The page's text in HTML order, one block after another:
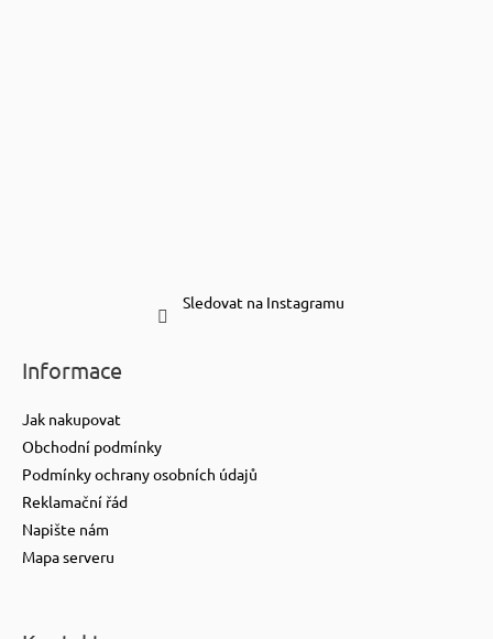
Sledovat na Instagramu
Informace
Jak nakupovat
Obchodní podmínky
Podmínky ochrany osobních údajů
Reklamační řád
Napište nám
Mapa serveru